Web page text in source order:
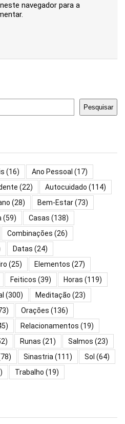
navegador para a
Pesquisar
(16) Ano Pessoal (17)
(22) Autocuidado (114)
(28) Bem-Estar(73)
(59) Casas (138)
Combinações (26)
Datas (24)
(25) Elementos (27)
Feiticos (39) Horas (119)
(300) Meditação (23)
Orações (136)
Relacionamentos (19)
Runas (21) Salmos (23)
Sinastria(111) Sol (64)
Trabalho (19)